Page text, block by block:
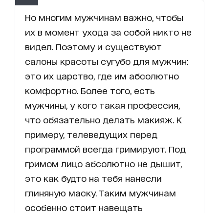
Но многим мужчинам важно, чтобы
их в момент ухода за собой никто не
видел. Поэтому и существуют
салоны красоты сугубо для мужчин:
это их царство, где им абсолютно
комфортно. Более того, есть
мужчины, у кого такая профессия,
что обязательно делать макияж. К
примеру, телеведущих перед
программой всегда гримируют. Под
гримом лицо абсолютно не дышит,
это как будто на тебя нанесли
глиняную маску. Таким мужчинам
особенно стоит навещать